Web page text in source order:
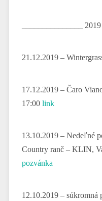
_______________
21.12.2019 –
17.12.2019 – Čaro
17:00 link
13.10.2019 – Nedeľné
Country ranč – KLIN,
pozvánka
12.10.2019 – súkromná